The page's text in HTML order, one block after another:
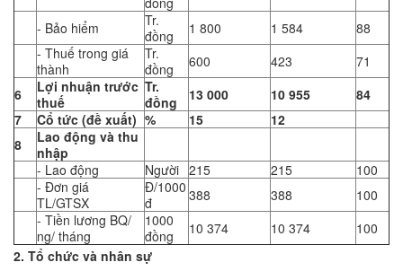
- Bảo hiểm
Tr.
đồng
1 800 1 584
88
- Thuế trong giá
thành
Tr.
đồng
600 423
71
6
Lợi nhuận trước
thuế
Tr.
đồng
13 000 10 955
84
7
Cổ tức (đề xuất) % 15
12
8
Lao động và thu
nhập
- Lao động
Người 215 215
100
- Đơn giá
TL/GTSX
Đ/1000
đ
388 388
100
- Tiền lương BQ/
ng/ tháng
1000
đồng
10 374 10 374
100
2. Tổ chức và nhân sự